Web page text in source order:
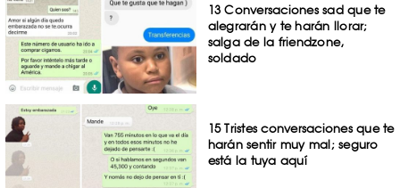
13 Conversaciones sad que te
alegrarán y te harán llorar;
salga de la friendzone,
soldado
15 Tristes conversaciones que te
harán sentir muy mal; seguro
está la tuya aquí